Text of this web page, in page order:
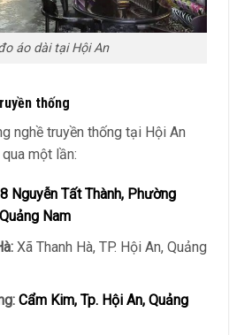
áo dài tại Hội An
thống
nghề truyền thống tại Hội An
một lần:
Nguyễn Tất Thành, Phường
Nam
Xã Thanh Hà, TP. Hội An, Quảng
Cẩm Kim, Tp. Hội An, Quảng